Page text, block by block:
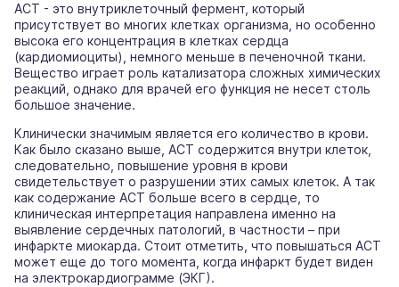
АСТ - это внутриклеточный фермент, который
присутствует во многих клетках организма, но особенно
высока его концентрация в клетках сердца
(кардиомиоциты), немного меньше в печеночной ткани.
Вещество играет роль катализатора сложных химических
реакций, однако для врачей его функция не несет столь
большое значение.
Клинически значимым является его количество в крови.
Как было сказано выше, АСТ содержится внутри клеток,
следовательно, повышение уровня в крови
свидетельствует о разрушении этих самых клеток. А так
как содержание АСТ больше всего в сердце, то
клиническая интерпретация направлена именно на
выявление сердечных патологий, в частности – при
инфаркте миокарда. Стоит отметить, что повышаться АСТ
может еще до того момента, когда инфаркт будет виден
на электрокардиограмме (ЭКГ).